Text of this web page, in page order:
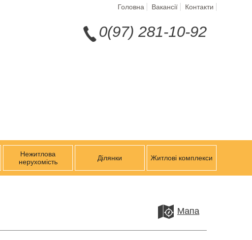
Головна Вакансії Контакти
0(97) 281-10-92
Нежитлова
нерухомість
Ділянки Житлові комплекси
Мапа